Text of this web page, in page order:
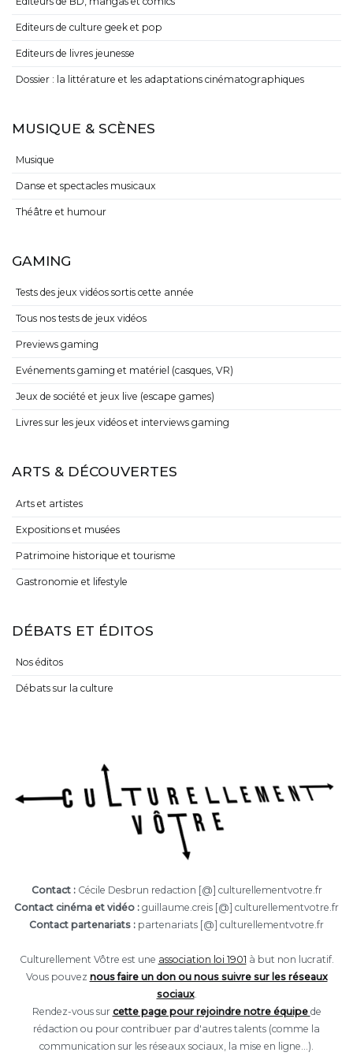
Editeurs de culture geek et pop
Editeurs de livres jeunesse
Dossier : la littérature et les adaptations cinématographiques
MUSIQUE & SCÈNES
Musique
Danse et spectacles musicaux
Théâtre et humour
GAMING
Tests des jeux vidéos sortis cette année
Tous nos tests de jeux vidéos
Previews gaming
Evénements gaming et matériel (casques, VR)
Jeux de société et jeux live (escape games)
Livres sur les jeux vidéos et interviews gaming
ARTS & DÉCOUVERTES
Arts et artistes
Expositions et musées
Patrimoine historique et tourisme
Gastronomie et lifestyle
DÉBATS ET ÉDITOS
Nos éditos
Débats sur la culture
Contact :Cécile Desbrun redaction [@] culturellementvotre.fr
Contact cinéma et vidéo : guillaume.creis [@] culturellementvotre.fr
Contact partenariats : partenariats [@] culturellementvotre.fr
Culturellement Vôtre est une association loi 1901 à but non lucratif.
Vous pouvez nous faire un don ou nous suivre sur les réseaux
sociaux.
Rendez-vous sur cette page pour rejoindre notre équipe de
rédaction ou pour contribuer par d'autres talents (comme la
communication sur les réseaux sociaux, la mise en ligne...).